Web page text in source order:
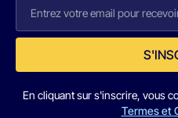
En cliquant sur s'inscrire, vous
Termes et